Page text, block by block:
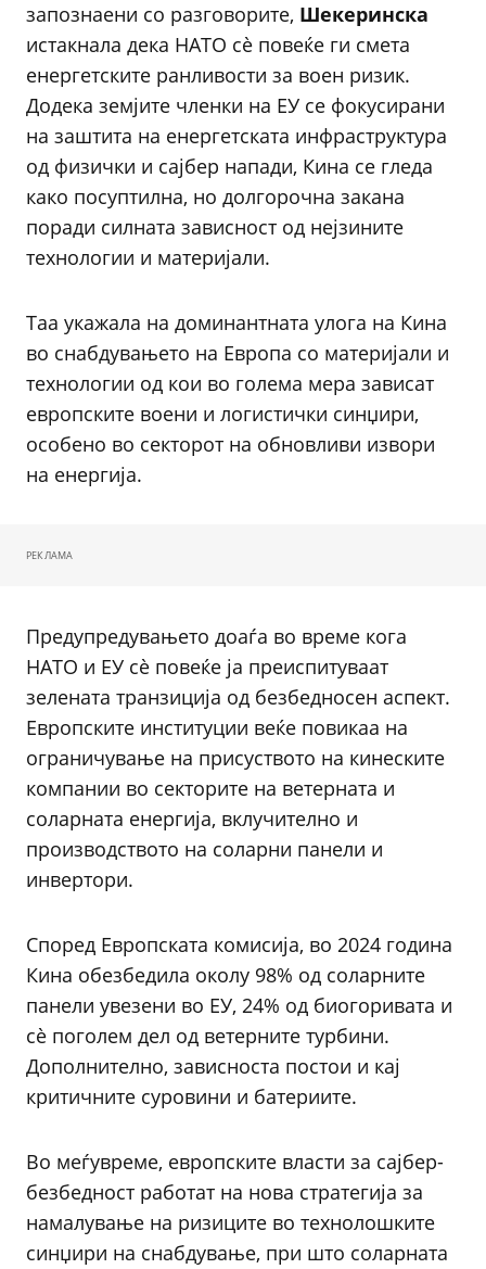
запознаени со разговорите, Шекеринска
истакнала дека НАТО сè повеќе ги смета
енергетските ранливости за воен ризик.
Додека земјите членки на ЕУ се фокусирани
на заштита на енергетската инфраструктура
од физички и сајбер напади, Кина се гледа
како посуптилна, но долгорочна закана
поради силната зависност од нејзините
технологии и материјали.
Таа укажала на доминантната улога на Кина
во снабдувањето на Европа со материјали и
технологии од кои во голема мера зависат
европските воени и логистички синџири,
особено во секторот на обновливи извори
на енергија.
РЕКЛАМА
Предупредувањето доаѓа во време кога
НАТО и ЕУ сè повеќе ја преиспитуваат
зелената транзиција од безбедносен аспект.
Европските институции веќе повикаа на
ограничување на присуството на кинеските
компании во секторите на ветерната и
соларната енергија, вклучително и
производството на соларни панели и
инвертори.
Според Европската комисија, во 2024 година
Кина обезбедила околу 98% од соларните
панели увезени во ЕУ, 24% од биогоривата и
сè поголем дел од ветерните турбини.
Дополнително, зависноста постои и кај
критичните суровини и батериите.
Во меѓувреме, европските власти за сајбер-
безбедност работат на нова стратегија за
намалување на ризиците во технолошките
синџири на снабдување, при што соларната